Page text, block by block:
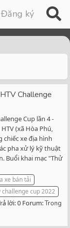
Đăng ký
Challenge
Cup lần 4 -
(xã Hòa Phú,
chiếc xe địa hình
pha xử lý kỹ thuật
Buổi khai mạc "Thử
xe bán tải
challenge cup 2022
lời: 0 Forum:Trong